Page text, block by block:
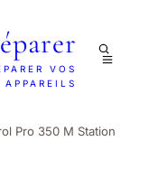
VOS
APPAREILS
Pro 350 M Station